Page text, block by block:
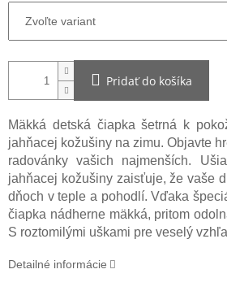
Pridať do košíka
Mäkká detská čiapka šetrná k
jahňacej kožušiny na zimu. Objavte
radovánky vašich najmenších.
jahňacej kožušiny zaisťuje, že vaše
dňoch v teple a pohodlí. Vďaka
čiapka nádherne mäkká, pritom
S roztomilými uškami pre veselý
Detailné informácie